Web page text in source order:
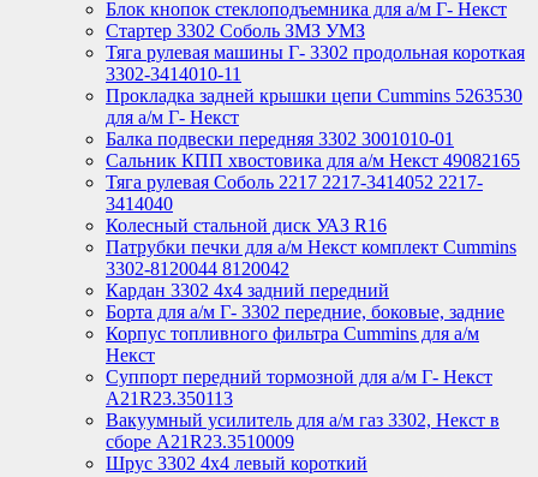
Блок кнопок стеклоподъемника для а/м Г- Некст
Стартер 3302 Соболь ЗМЗ УМЗ
Тяга рулевая машины Г- 3302 продольная короткая
3302-3414010-11
Прокладка задней крышки цепи Cummins 5263530
для а/м Г- Некст
Балка подвески передняя 3302 3001010-01
Сальник КПП хвостовика для а/м Некст 49082165
Тяга рулевая Соболь 2217 2217-3414052 2217-
3414040
Колесный стальной диск УАЗ R16
Патрубки печки для а/м Некст комплект Cummins
3302-8120044 8120042
Кардан 3302 4х4 задний передний
Борта для а/м Г- 3302 передние, боковые, задние
Корпус топливного фильтра Cummins для а/м
Некст
Суппорт передний тормозной для а/м Г- Некст
А21R23.350113
Вакуумный усилитель для а/м газ 3302, Некст в
сборе A21R23.3510009
Шрус 3302 4х4 левый короткий